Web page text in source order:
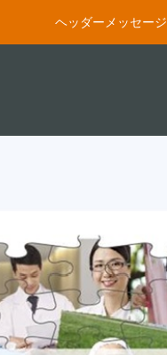
ヘッダーメッセージ